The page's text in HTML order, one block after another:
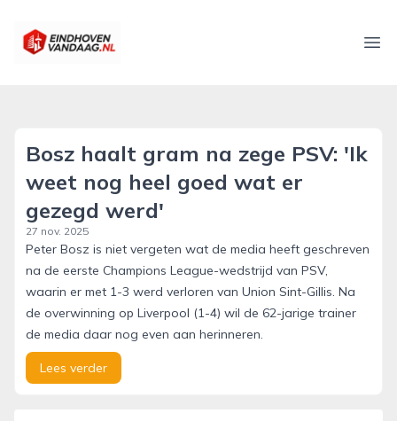
eindhovenvandaag.nl
Bosz haalt gram na zege PSV: 'Ik
weet nog heel goed wat er
gezegd werd'
27 nov. 2025
Peter Bosz is niet vergeten wat de media heeft geschreven
na de eerste Champions League-wedstrijd van PSV,
waarin er met 1-3 werd verloren van Union Sint-Gillis. Na
de overwinning op Liverpool (1-4) wil de 62-jarige trainer
de media daar nog even aan herinneren.
Lees verder